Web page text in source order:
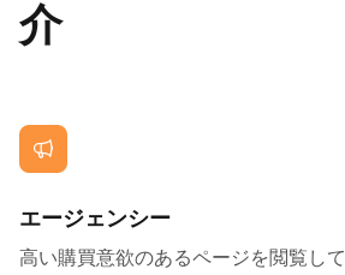
介
エージェンシー
高い購買意欲のあるページを閲覧し